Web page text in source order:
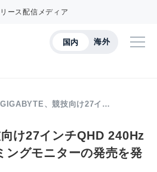
ース配信メディア
国内 海外
GIGABYTE、競技向け27イ…
け27インチQHD 240Hz
ングモニターの発売を発